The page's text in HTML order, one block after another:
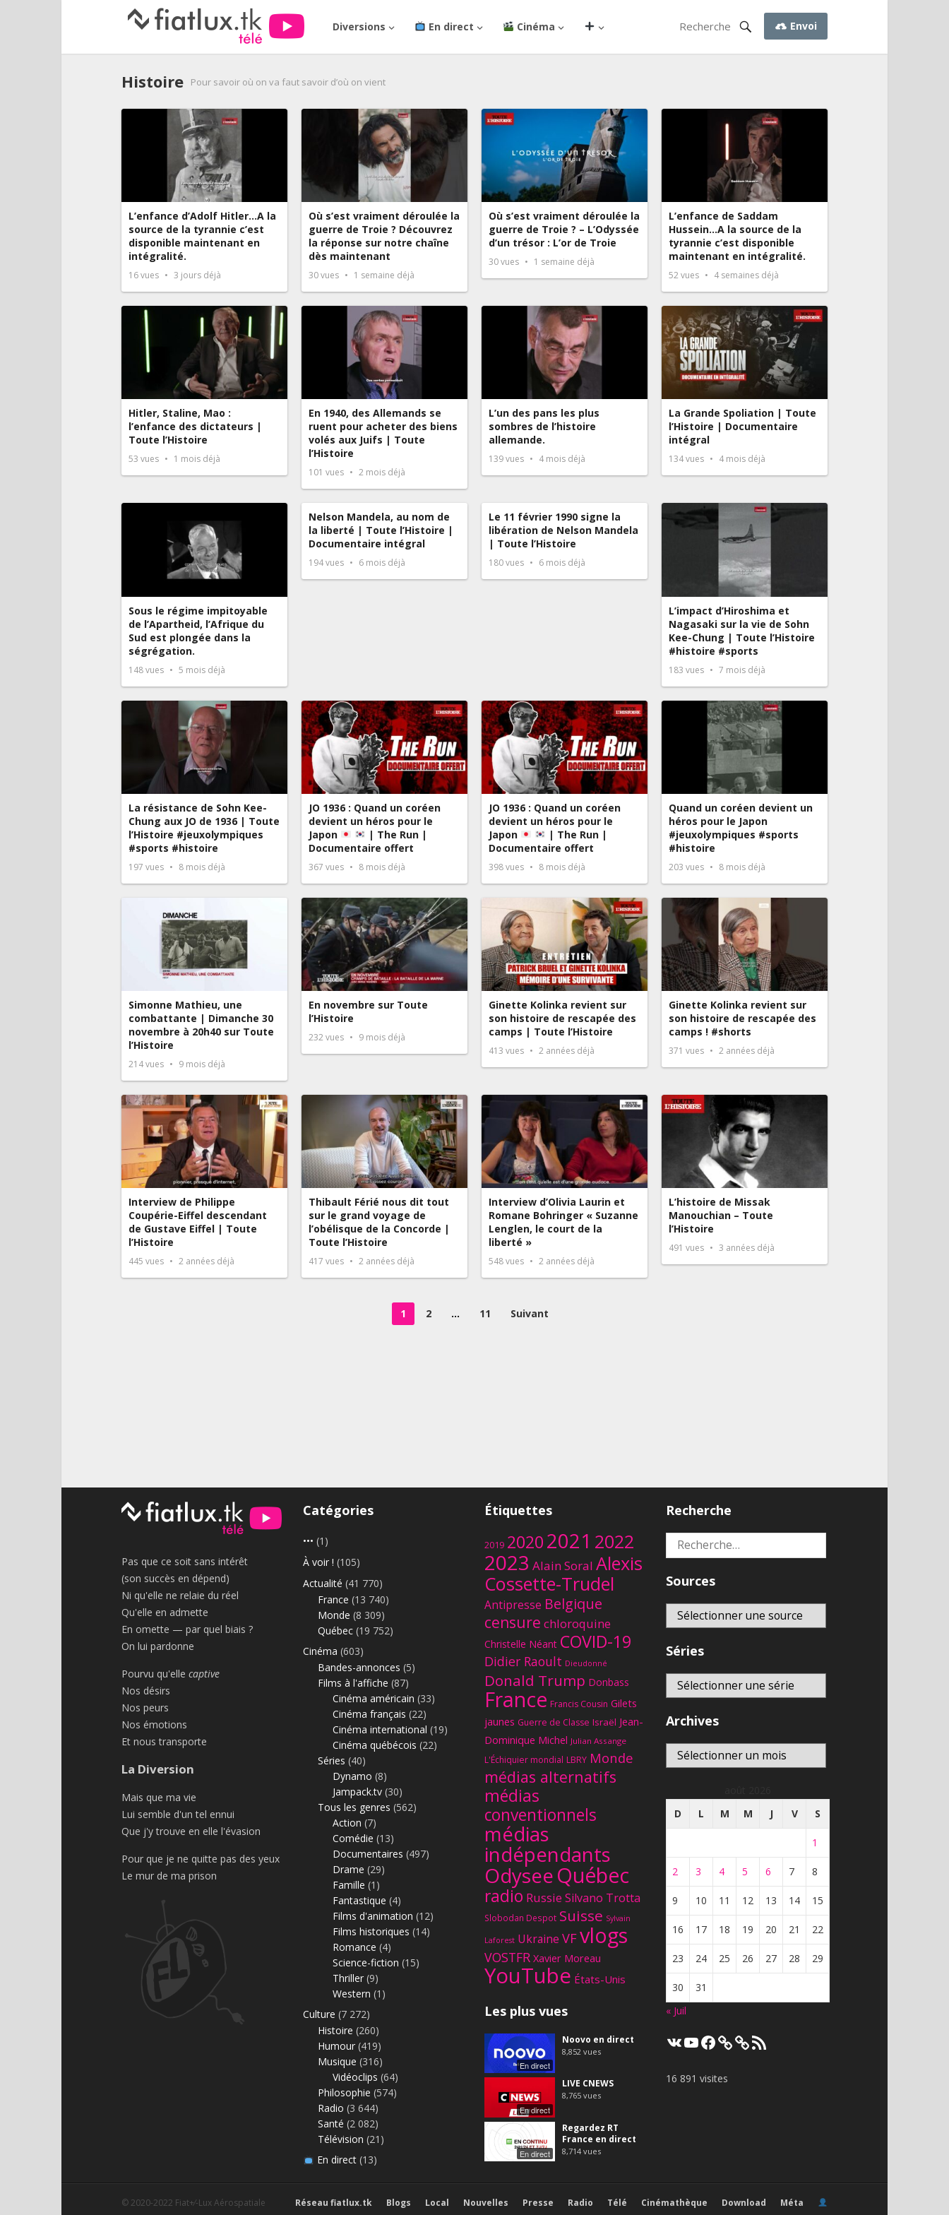
Diversions En direct Cinéma Envoi
Histoire Pour savoir où on va faut savoir d’où on vient
L’enfance d’Adolf Hitler…A la
source de la tyrannie c’est
disponible maintenant en
intégralité.
16vues 3 jours déjà
Où s’est vraiment déroulée la
guerre de Troie ? Découvrez
la réponse sur notre chaîne
dès maintenant
30vues 1 semaine déjà
Où s’est vraiment déroulée la
guerre de Troie ? – L’Odyssée
d’un trésor : L’or de Troie
30vues 1 semaine déjà
L’enfance de Saddam
Hussein…A la source de la
tyrannie c’est disponible
maintenant en intégralité.
52vues 4 semaines déjà
Hitler, Staline, Mao :
l’enfance des dictateurs |
Toute l’Histoire
53 vues 1 mois déjà
En 1940, des Allemands se
ruent pour acheter des biens
volés aux Juifs | Toute
l’Histoire
101 vues 2 mois déjà
L’un des pans les plus
sombres de l’histoire
allemande.
139vues 4 mois déjà
La Grande Spoliation | Toute
l’Histoire | Documentaire
intégral
134vues 4 mois déjà
Sous le régime impitoyable
de l’Apartheid, l’Afrique du
Sud est plongée dans la
ségrégation.
148vues 5 mois déjà
Nelson Mandela, au nom de
la liberté | Toute l’Histoire |
Documentaire intégral
194vues 6 mois déjà
Le 11 février 1990 signe la
libération de Nelson Mandela
| Toute l’Histoire
180vues 6 mois déjà
L’impact d’Hiroshima et
Nagasaki sur la vie de Sohn
Kee-Chung | Toute l’Histoire
#histoire #sports
183 vues 7 mois déjà
La résistance de Sohn Kee-
Chung aux JO de 1936 | Toute
l’Histoire #jeuxolympiques
#sports #histoire
197 vues 8 mois déjà
JO 1936 : Quand un coréen
devient un héros pour le
Japon
| The Run |
Documentaire offert
367 vues 8 mois déjà
JO 1936 : Quand un coréen
devient un héros pour le
Japon
| The Run |
Documentaire offert
398vues 8 mois déjà
Quand un coréen devient un
héros pour le Japon
#jeuxolympiques #sports
#histoire
203 vues 8 mois déjà
Simonne Mathieu, une
combattante | Dimanche 30
novembre à 20h40 sur Toute
l’Histoire
214vues 9 mois déjà
En novembre sur Toute
l’Histoire
232vues 9 mois déjà
Ginette Kolinka revient sur
son histoire de rescapée des
camps | Toute l’Histoire
413 vues 2 années déjà
Ginette Kolinka revient sur
son histoire de rescapée des
camps ! #shorts
371 vues 2 années déjà
Interview de Philippe
Coupérie-Eiffel descendant
de Gustave Eiffel | Toute
l’Histoire
445 vues 2 années déjà
Thibault Férié nous dit tout
sur le grand voyage de
l’obélisque de la Concorde |
Toute l’Histoire
417 vues 2 années déjà
Interview d’Olivia Laurin et
Romane Bohringer « Suzanne
Lenglen, le court de la
liberté »
548vues 2 années déjà
L’histoire de Missak
Manouchian – Toute
l’Histoire
491 vues 3 années déjà
1 2 … 11 Suivant
Pas que ce soit sans intérêt
(son succès en dépend)
Ni qu'elle ne relaie du réel
Qu'elle en admette
En omette — par quel biais ?
On lui pardonne
Pourvu qu'elle captive
Nos désirs
Nos peurs
Nos émotions
Et nous transporte
La Diversion
Mais que ma vie
Lui semble d'un tel ennui
Que j'y trouve en elle l'évasion
Pour que je ne quitte pas des yeux
Le mur de ma prison
Catégories
••• (1)
À voir ! (105)
Actualité (41 770)
France (13 740)
Monde (8 309)
Québec (19 752)
Cinéma (603)
Bandes-annonces (5)
Films à l'affiche (87)
Cinéma américain (33)
Cinéma français (22)
Cinéma international (19)
Cinéma québécois (22)
Séries (40)
Dynamo (8)
Jampack.tv (30)
Tous les genres (562)
Action (7)
Comédie (13)
Documentaires (497)
Drame (29)
Famille (1)
Fantastique (4)
Films d'animation (12)
Films historiques (14)
Romance (4)
Science-fiction (15)
Thriller (9)
Western (1)
Culture (7 272)
Histoire (260)
Humour (419)
Musique (316)
Vidéoclips (64)
Philosophie (574)
Radio (3 644)
Santé (2 082)
Télévision (21)
En direct(13)
Étiquettes
2019 20202021 2022
2023 Alain Soral Alexis
Cossette-Trudel
Antipresse Belgique
censure chloroquine
Christelle Néant COVID-19
Didier Raoult Dieudonné
Donald Trump Donbass
France Francis Cousin Gilets
jaunes Guerre de Classe Israël Jean-
Dominique Michel Julian Assange
L'Échiquier mondial LBRY Monde
médias alternatifs
médias
conventionnels
médias
indépendants
OdyseeQuébec
radio Russie Silvano Trotta
Slobodan Despot Suisse Sylvain
Laforest Ukraine VFvlogs
VOSTFR Xavier Moreau
YouTube États-Unis
Les plus vues
En direct
Noovo en direct
8,852 vues
En direct
LIVE CNEWS
8,765 vues
En direct
Regardez RT
France en direct
8,714 vues
Recherche
Rechercher :
Sources
Séries
Archives
Archives
D
L M M J V S
1
2 3 4 5 6 7 8
9 10 11 12 13 14 15
16 17 18 19 20 21 22
23 24 25 26 27 28 29
30
31
« Juil
VK YouTube
Facebook Flux
RSS
16 891 visites
© 2020-2022 Fiat+⁄-Lux Aérospatiale Réseau fiatlux.tk Blogs Local Nouvelles Presse Radio Télé Cinémathèque Download Méta